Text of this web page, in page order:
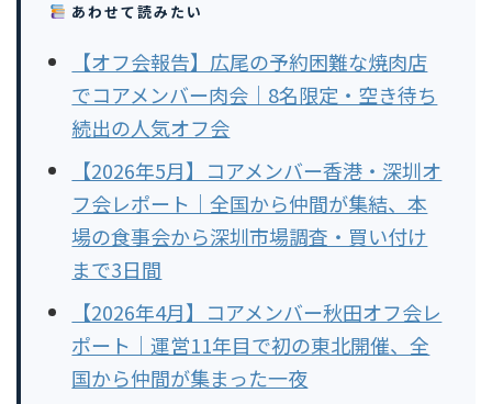
あわせて読みたい
【オフ会報告】広尾の予約困難な焼肉店
でコアメンバー肉会｜8名限定・空き待ち
続出の人気オフ会
【2026年5月】コアメンバー香港・深圳オ
フ会レポート｜全国から仲間が集結、本
場の食事会から深圳市場調査・買い付け
まで3日間
【2026年4月】コアメンバー秋田オフ会レ
ポート｜運営11年目で初の東北開催、全
国から仲間が集まった一夜